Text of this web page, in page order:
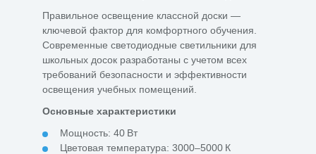
Правильное освещение классной доски —
ключевой фактор для комфортного обучения.
Современные светодиодные светильники для
школьных досок разработаны с учетом всех
требований безопасности и эффективности
освещения учебных помещений.
Основные характеристики
Мощность: 40 Вт
Цветовая температура: 3000–5000 К